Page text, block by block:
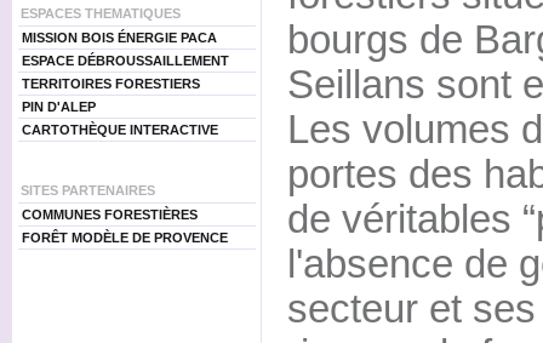
ESPACES THEMATIQUES
MISSION BOIS ÉNERGIE PACA
ESPACE DÉBROUSSAILLEMENT
TERRITOIRES FORESTIERS
PIN D'ALEP
CARTOTHÈQUE INTERACTIVE
SITES PARTENAIRES
COMMUNES FORESTIÈRES
FORÊT MODÈLE DE PROVENCE
bourgs de
Seillans sont
Les volumes
portes des
de véritables
l'absence de
secteur et